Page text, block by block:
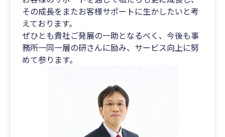
その成長をまたお客様サポートに生かしたいと考
えております。
ぜひとも貴社ご発展の一助となるべく、今後も事
務所一同一層の研さんに励み、サービス向上に努
めて参ります。